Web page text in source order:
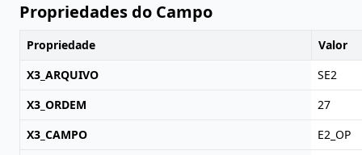
Propriedades do Campo
Propriedade
Valor
X3_ARQUIVO
SE2
X3_ORDEM
27
X3_CAMPO
E2_OP